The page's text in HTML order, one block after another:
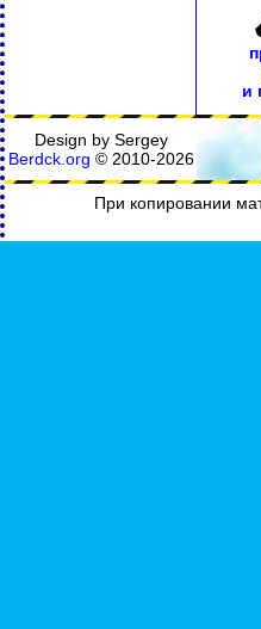
и
Design by Sergey
Berdck.org © 2010-2026
При копировании